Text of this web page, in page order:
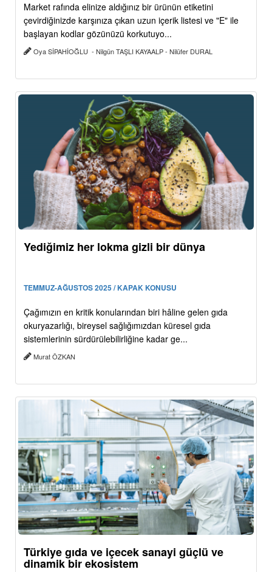
Market rafında elinize aldığınız bir ürünün etiketini
çevirdiğinizde karşınıza çıkan uzun içerik listesi ve "E" ile
başlayan kodlar gözünüzü korkutuyo...
Oya SİPAHİOĞLU - Nilgün TAŞLI KAYAALP - Nilüfer DURAL
Yediğimiz her lokma gizli bir dünya
TEMMUZ-AĞUSTOS 2025 / KAPAK KONUSU
Çağımızın en kritik konularından biri hâline gelen gıda
okuryazarlığı, bireysel sağlığımızdan küresel gıda
sistemlerinin sürdürülebilirliğine kadar ge...
Murat ÖZKAN
Türkiye gıda ve içecek sanayi güçlü ve
dinamik bir ekosistem